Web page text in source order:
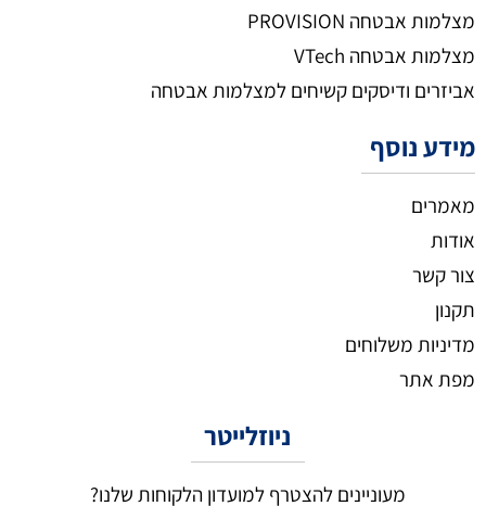
מצלמות אבטחה PROVISION
מצלמות אבטחה VTech
אביזרים ודיסקים קשיחים למצלמות אבטחה
מידע נוסף
מאמרים
אודות
צור קשר
תקנון
מדיניות משלוחים
מפת אתר
ניוזלייטר
מעוניינים להצטרף למועדון הלקוחות שלנו?